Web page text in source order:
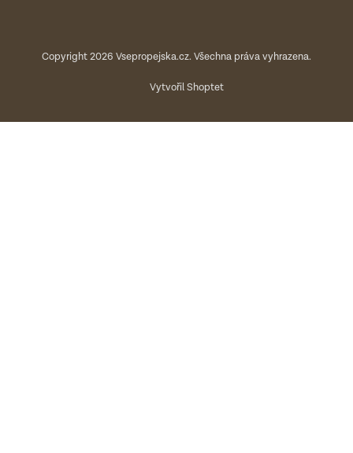
Vytvořil Shoptet
Copyright 2026 Vsepropejska.cz. Všechna práva vyhrazena.